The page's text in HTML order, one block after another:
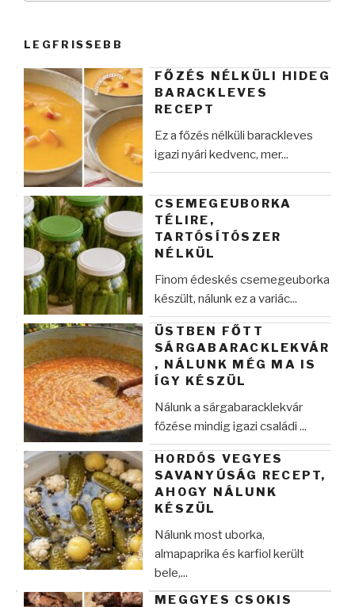
LEGFRISSEBB
FŐZÉS NÉLKÜLI HIDEG
BARACKLEVES
RECEPT
Ez a főzés nélküli barackleves
igazi nyári kedvenc, mer...
CSEMEGEUBORKA
TÉLIRE,
TARTÓSÍTÓSZER
NÉLKÜL
Finom édeskés csemegeuborka
készült, nálunk ez a variác...
ÜSTBEN FŐTT
SÁRGABARACKLEKVÁR
, NÁLUNK MÉG MA IS
ÍGY KÉSZÜL
Nálunk a sárgabaracklekvár
főzése mindig igazi családi ...
HORDÓS VEGYES
SAVANYÚSÁG RECEPT,
AHOGY NÁLUNK
KÉSZÜL
Nálunk most uborka,
almapaprika és karfiol került
bele,...
MEGGYES CSOKIS